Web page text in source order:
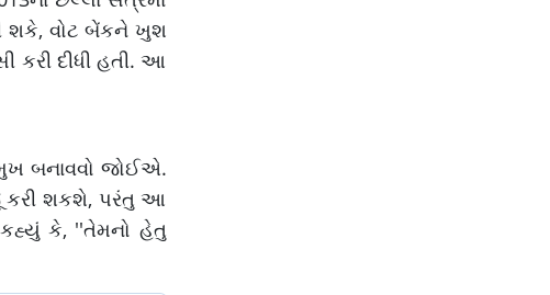
શકે, વોટ બેંકને ખુશ
કરી દીધી હતી. આ
બનાવવો જોઈએ.
કરી શકશે, પરંતુ આ
કહ્યું કે, ''તેમનો હેતુ